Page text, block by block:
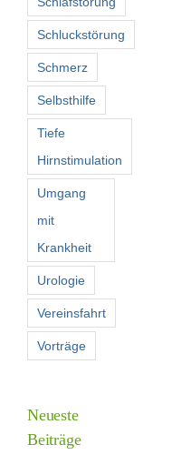
Schluckstörung
Schmerz
Selbsthilfe
Tiefe
Hirnstimulation
Umgang
mit
Krankheit
Urologie
Vereinsfahrt
Vorträge
Neueste
Beiträge